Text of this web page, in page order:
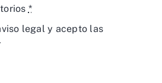
*
legal y acepto las